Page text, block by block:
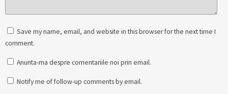
Save my name, email, and website in this browser for the next time I
comment.
Anunta-ma despre comentariile noi prin email.
Notify me of follow-up comments by email.